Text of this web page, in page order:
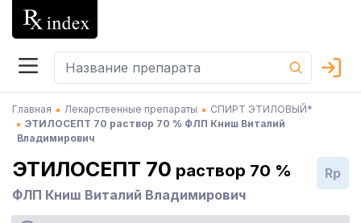
Главная Лекарственные препараты
СПИРТ ЭТИЛОВЫЙ*
ЭТИЛОСЕПТ 70 раствор 70 % ФЛП Книш Виталий
Владимирович
ЭТИЛОСЕПТ 70 раствор 70 %
ФЛП Книш Виталий Владимирович
Rp